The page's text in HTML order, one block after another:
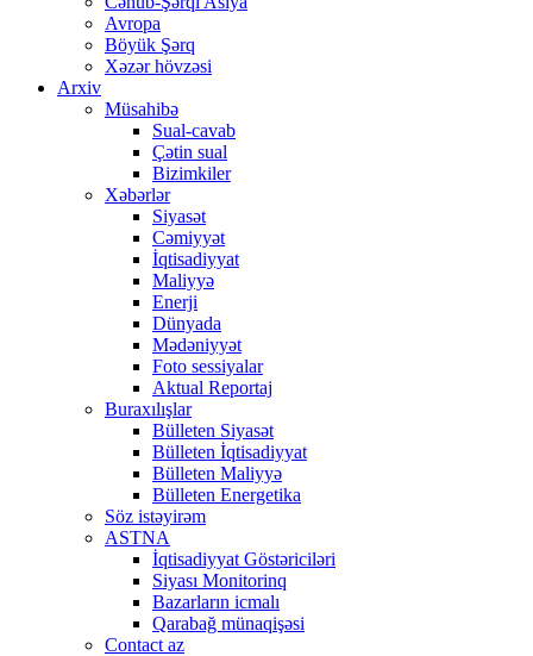
Avropa
Böyük Şərq
Xəzər hövzəsi
Arxiv
Müsahibə
Sual-cavab
Çətin sual
Bizimkiler
Xəbərlər
Siyasət
Cəmiyyət
İqtisadiyyat
Maliyyə
Enerji
Dünyada
Mədəniyyət
Foto sessiyalar
Aktual Reportaj
Buraxılışlar
Bülleten Siyasət
Bülleten İqtisadiyyat
Bülleten Maliyyə
Bülleten Energetika
Söz istəyirəm
ASTNA
İqtisadiyyat Göstəriciləri
Siyası Monitorinq
Bazarların icmalı
Qarabağ münaqişəsi
Contact az